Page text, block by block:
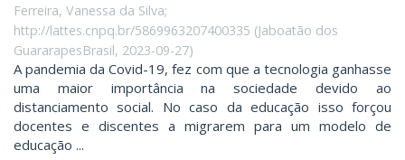
Ferreira, Vanessa da Silva;
http://lattes.cnpq.br/5869963207400335 (Jaboatão dos
GuararapesBrasil, 2023-09-27)
A pandemia da Covid-19, fez com que a tecnologia ganhasse
uma maior importância na sociedade devido ao
distanciamento social. No caso da educação isso forçou
docentes e discentes a migrarem para um modelo de
educação ...